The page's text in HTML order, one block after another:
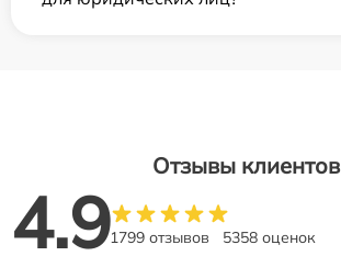
Отзывы клиентов
4.91799 отзывов 5358 оценок